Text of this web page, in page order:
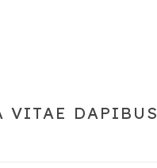
VITAE DAPIBUS